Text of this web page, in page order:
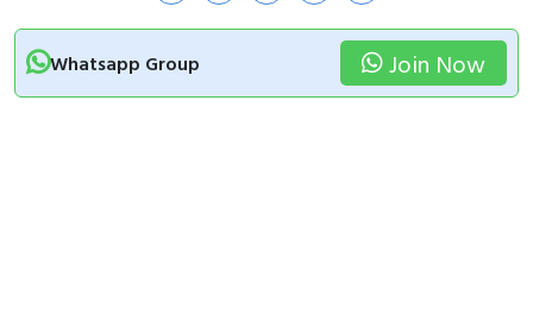
Whatsapp Group Join Now